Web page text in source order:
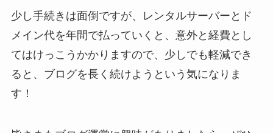
少し手続きは面倒ですが、レンタルサーバーとド
メイン代を年間で払っていくと、意外と経費とし
てはけっこうかかりますので、少しでも軽減でき
ると、ブログを長く続けようという気になりま
す！